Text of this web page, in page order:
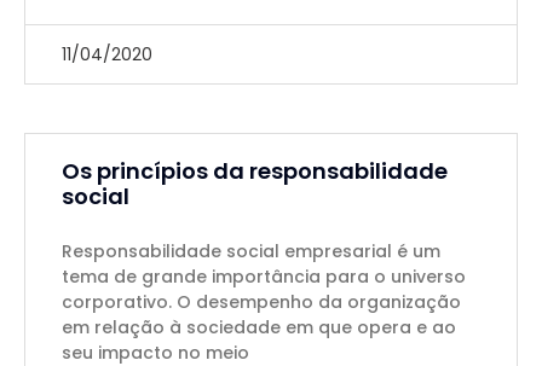
11/04/2020
Os princípios da responsabilidade
social
Responsabilidade social empresarial é um
tema de grande importância para o universo
corporativo. O desempenho da organização
em relação à sociedade em que opera e ao
seu impacto no meio